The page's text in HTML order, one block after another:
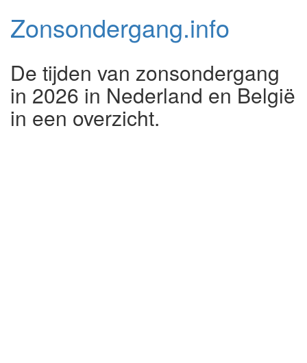
Zonsondergang.info
De tijden van zonsondergang
in 2026 in Nederland en België
in een overzicht.